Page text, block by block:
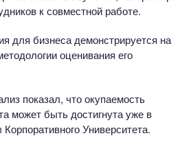
к совместной работе.
для бизнеса демонстрируется на
оценивания его
показал, что окупаемость
может быть достигнута уже в
Университета.